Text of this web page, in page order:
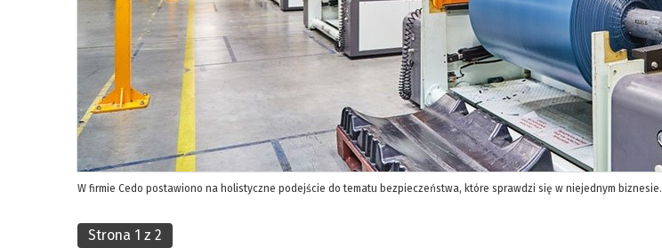
W firmie Cedo postawiono na holistyczne podejście do tematu bezpieczeństwa, które sprawdzi się w niejednym biznesie.
Strona 1 z 2